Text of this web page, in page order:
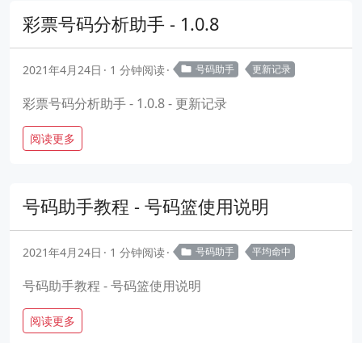
彩票号码分析助手 - 1.0.8
2021年4月24日 1 分钟阅读 号码助手 更新记录
彩票号码分析助手 - 1.0.8 - 更新记录
阅读更多
号码助手教程 - 号码篮使用说明
2021年4月24日 1 分钟阅读 号码助手 平均命中
号码助手教程 - 号码篮使用说明
阅读更多